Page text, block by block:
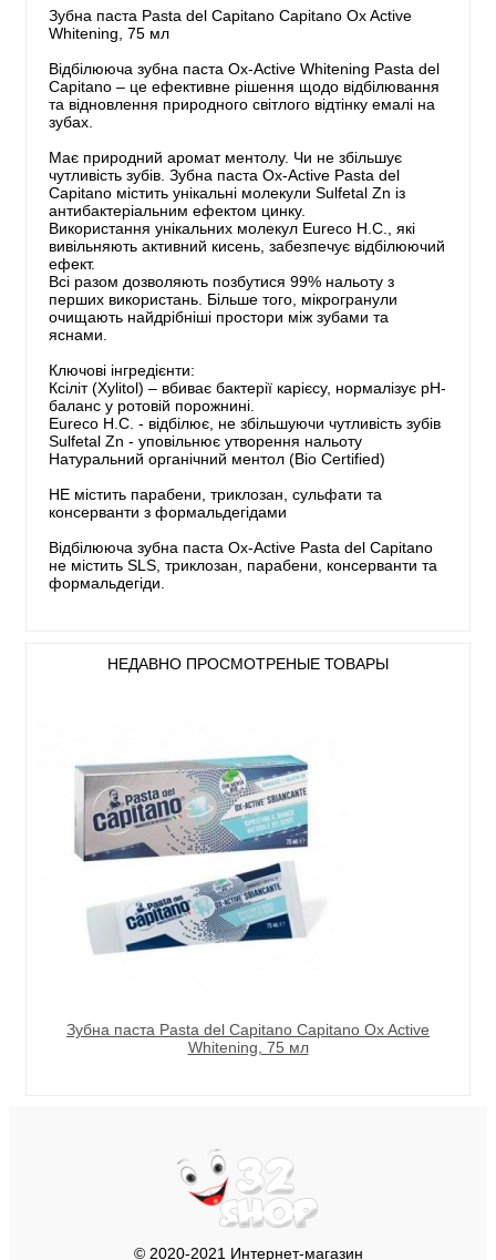
Зубна паста Pasta del Capitano Capitano Ox Active
Whitening, 75 мл
Відбілююча зубна паста Ox-Active Whitening Pasta del
Capitano – це ефективне рішення щодо відбілювання
та відновлення природного світлого відтінку емалі на
зубах.
Має природний аромат ментолу. Чи не збільшує
чутливість зубів. Зубна паста Ox-Active Pasta del
Capitano містить унікальні молекули Sulfetal Zn із
антибактеріальним ефектом цинку.
Використання унікальних молекул Eureco H.C., які
вивільняють активний кисень, забезпечує відбілюючий
ефект.
Всі разом дозволяють позбутися 99% нальоту з
перших використань. Більше того, мікрогранули
очищають найдрібніші простори між зубами та
яснами.
Ключові інгредієнти:
Ксіліт (Xylitol) – вбиває бактерії карієсу, нормалізує pH-
баланс у ротовій порожнині.
Eureco H.C. - відбілює, не збільшуючи чутливість зубів
Sulfetal Zn - уповільнює утворення нальоту
Натуральний органічний ментол (Bio Certified)
НЕ містить парабени, триклозан, сульфати та
консерванти з формальдегідами
Відбілююча зубна паста Ox-Active Pasta del Capitano
не містить SLS, триклозан, парабени, консерванти та
формальдегіди.
НЕДАВНО ПРОСМОТРЕНЫЕ ТОВАРЫ
Зубна паста Pasta del Capitano Capitano Ox Active
Whitening, 75 мл
© 2020-2021 Интернет-магазин